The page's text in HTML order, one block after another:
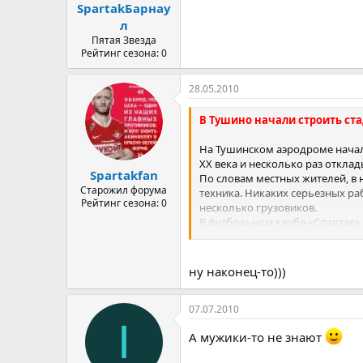
SpartakБарнау
л
Пятая Звезда
Рейтинг сезона: 0
Spartakfan
Старожил форума
Рейтинг сезона: 0
28.05.2010
В Тушино начали строить
На Тушинском аэродроме
XX века и несколько раз
По словам местных жителей, в
техника. Никаких серьезных
несколько грузовиков.
В футбольном клубе
подтвердили, что он будет «в
закрытой. Первая площадка –
спортивный зал на 12 тыс.
110Ч72 м. Вместе со
Источник:
ну наконец-то)))
I
07.07.2010
А мужики-то не знают